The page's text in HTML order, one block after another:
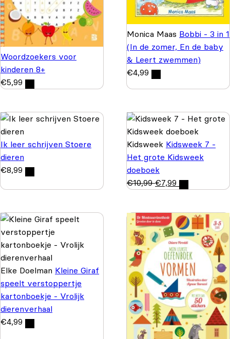
Woordzoekers voor
kinderen 8+
€5,99
Monica Maas Bobbi - 3 in 1
(In de zomer, En de baby
& Leert zwemmen)
€4,99
Ik leer schrijven Stoere
dieren
€8,99
Kidsweek Kidsweek 7 -
Het grote Kidsweek
doeboek
€10,99 €7,99
Elke Doelman Kleine Giraf
speelt verstoppertje
kartonboekje - Vrolijk
dierenverhaal
€4,99